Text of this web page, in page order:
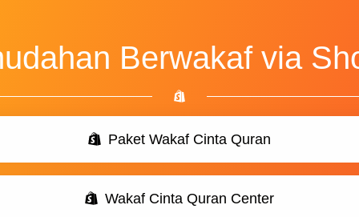
Berwakaf via
Paket Wakaf Cinta Quran
Wakaf Cinta Quran Center